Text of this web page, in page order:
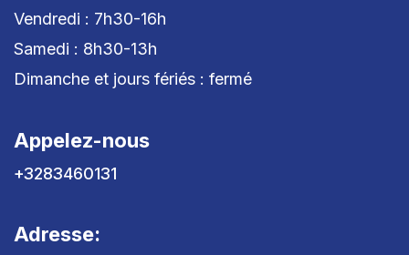
Vendredi : 7h30-16h
Samedi : 8h30-13h
Dimanche et jours fériés : fermé
Appelez-nous
+3283460131
Adresse: